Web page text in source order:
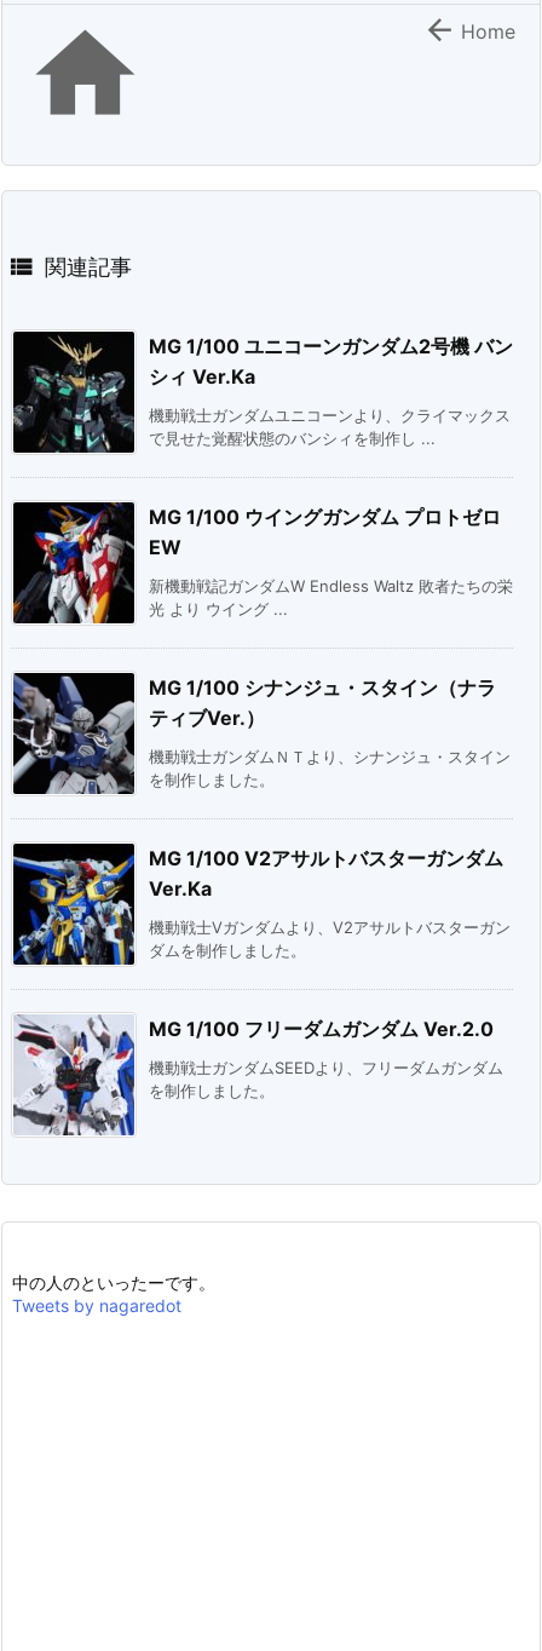
  Home
 関連記事
MG 1/100 ユニコーンガンダム2号機 バン
シィ Ver.Ka
機動戦士ガンダムユニコーンより、クライマックス
で見せた覚醒状態のバンシィを制作し ...
MG 1/100 ウイングガンダム プロトゼロ
EW
新機動戦記ガンダムW Endless Waltz 敗者たちの栄
光 より ウイング ...
MG 1/100 シナンジュ・スタイン（ナラ
ティブVer.）
機動戦士ガンダムＮＴより、シナンジュ・スタイン
を制作しました。
MG 1/100 V2アサルトバスターガンダム
Ver.Ka
機動戦士Vガンダムより、V2アサルトバスターガン
ダムを制作しました。
MG 1/100 フリーダムガンダム Ver.2.0
機動戦士ガンダムSEEDより、フリーダムガンダム
を制作しました。
中の人のといったーです。
Tweets by nagaredot